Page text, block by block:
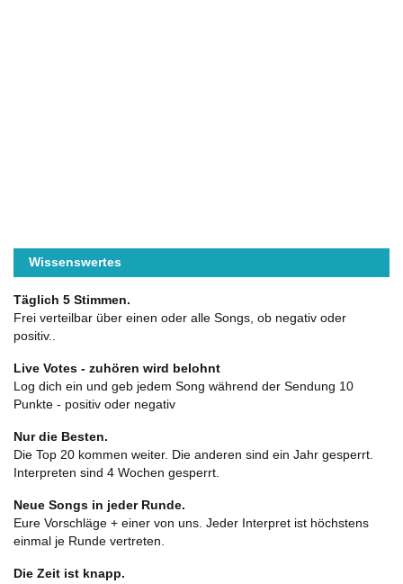
Wissenswertes
Täglich 5 Stimmen.
Frei verteilbar über einen oder alle Songs, ob negativ oder
positiv..
Live Votes - zuhören wird belohnt
Log dich ein und geb jedem Song während der Sendung 10
Punkte - positiv oder negativ
Nur die Besten.
Die Top 20 kommen weiter. Die anderen sind ein Jahr gesperrt.
Interpreten sind 4 Wochen gesperrt.
Neue Songs in jeder Runde.
Eure Vorschläge + einer von uns. Jeder Interpret ist höchstens
einmal je Runde vertreten.
Die Zeit ist knapp.